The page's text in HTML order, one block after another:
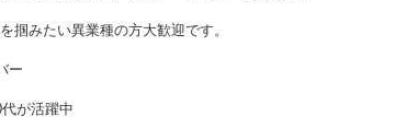
掴みたい異業種の方大歓迎です。
ー
が活躍中